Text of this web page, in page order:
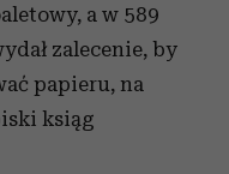
a w 589
zalecenie, by
papieru, na
ksiąg